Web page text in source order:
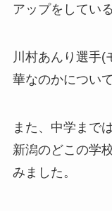
アップをしてい
川村あんり選手(
華なのかについ
また、中学まで
新潟のどこの学
みました。